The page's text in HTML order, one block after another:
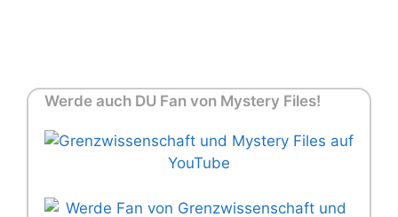
Werde auch DU Fan von Mystery Files!